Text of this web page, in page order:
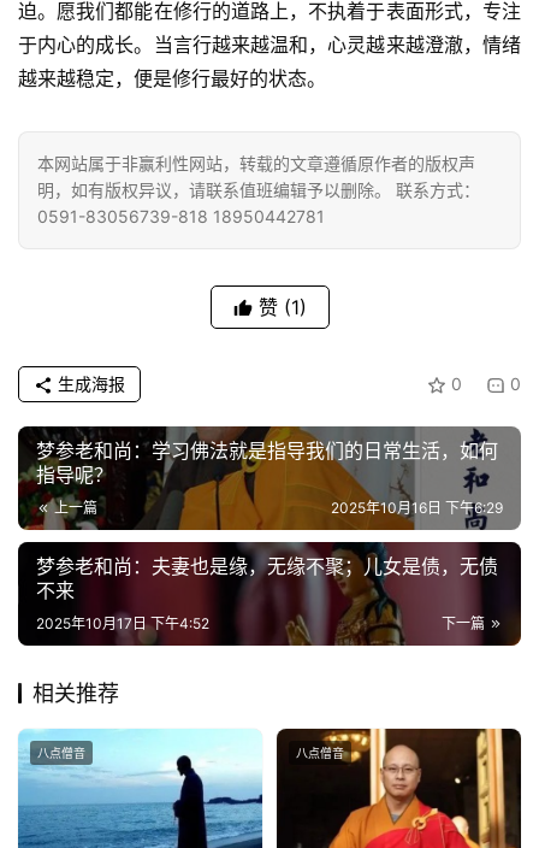
善
教
人
物
寺
视
频
纪
录
佛
教
艺
术
政
策
法
规
登录 注册
迫。愿我们都能在修行的道路上，不执着于表面形式，专注
于内心的成长。当言行越来越温和，心灵越来越澄澈，情绪
越来越稳定，便是修行最好的状态。
本网站属于非赢利性网站，转载的文章遵循原作者的版权声
明，如有版权异议，请联系值班编辑予以删除。 联系方式：
0591-83056739-818 18950442781
赞 (1)
0 0
生成海报
梦参老和尚：学习佛法就是指导我们的日常生活，如何
指导呢？
上一篇 2025年10月16日 下午6:29
梦参老和尚：夫妻也是缘，无缘不聚；儿女是债，无债
不来
下一篇
2025年10月17日 下午4:52
相关推荐
八点僧音 八点僧音